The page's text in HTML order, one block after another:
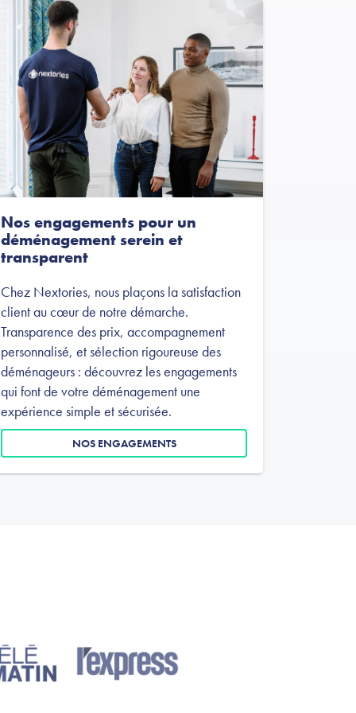
Nos engagements pour un
déménagement serein et
transparent
Chez Nextories, nous plaçons la satisfaction
client au cœur de notre démarche.
Transparence des prix, accompagnement
personnalisé, et sélection rigoureuse des
déménageurs : découvrez les engagements
qui font de votre déménagement une
expérience simple et sécurisée.
NOS ENGAGEMENTS